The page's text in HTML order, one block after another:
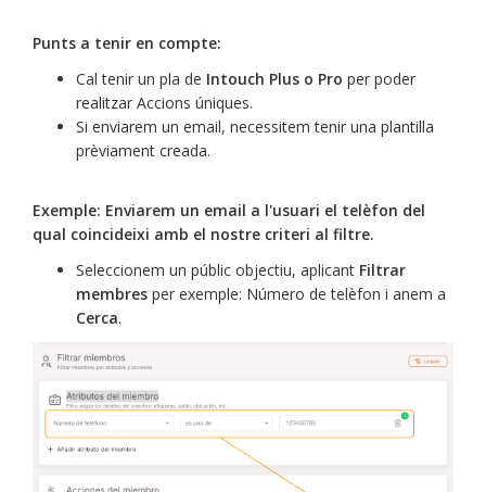
Punts a tenir en compte:
Cal tenir un pla de Intouch Plus o Pro per poder
realitzar Accions úniques.
Si enviarem un email, necessitem tenir una plantilla
prèviament creada.
Exemple: Enviarem un email a l'usuari el telèfon del
qual coincideixi amb el nostre criteri al filtre.
Seleccionem un públic objectiu, aplicant Filtrar
membres per exemple: Número de telèfon i anem a
Cerca.